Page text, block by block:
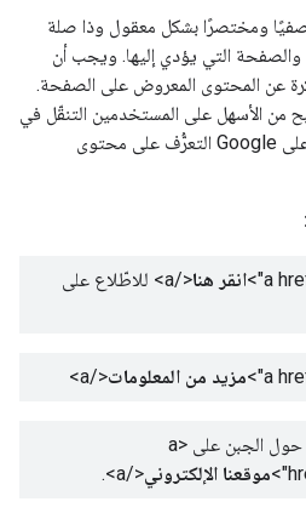
ومختصرًا بشكل معقول وذا صلة
التي يؤدي إليها. ويجب أن
عن المحتوى المعروض على الصفحة.
من الأسهل على المستخدمين التنقّل في
موقعك الإلكتروني ومن الأسهل على Google التعرُّف على محتوى
انقر هنا</a>
للاطّلاع على
مزيد من المعلومات</a>
حول الجبن على
<a
موقعنا الإلكتروني</a>
.